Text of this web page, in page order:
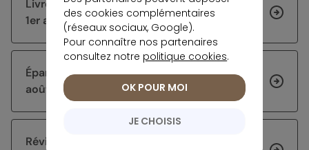
Livret Jeune : quels taux après la hausse au
1er août ?
Épargne sans risque : les taux en vigueur en
août 2026
Révisions de taux inégales pour les livrets
des cookies complémentaires
(réseaux sociaux, Google).
Pour connaître nos partenaires
consultez notre politique cookies.
JE CHOISIS
OK POUR MOI